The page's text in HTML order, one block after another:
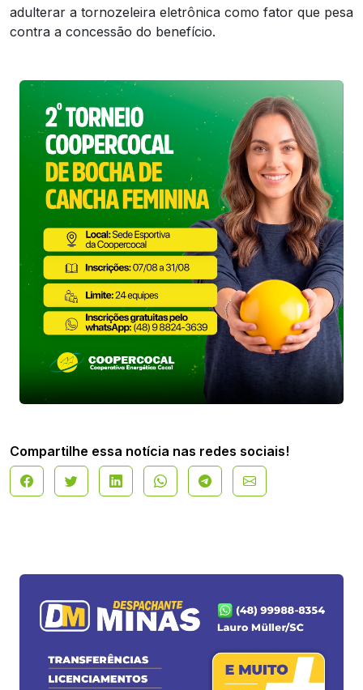
adulterar a tornozeleira eletrônica como fator que pesa
contra a concessão do benefício.
Compartilhe essa notícia nas redes sociais!